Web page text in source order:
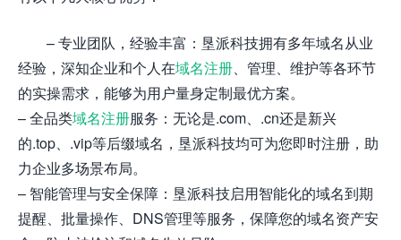
– 专业团队，经验丰富：垦派科技拥有多年域名从业
经验，深知企业和个人在域名注册、管理、维护等各环节
的实操需求，能够为用户量身定制最优方案。
– 全品类域名注册服务：无论是.com、.cn还是新兴
的.top、.vip等后缀域名，垦派科技均可为您即时注册，助
力企业多场景布局。
– 智能管理与安全保障：垦派科技启用智能化的域名到期
提醒、批量操作、DNS管理等服务，保障您的域名资产安